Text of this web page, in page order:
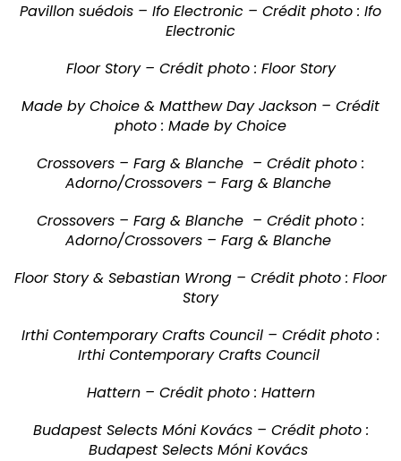
Pavillon suédois – Ifo Electronic – Crédit photo : Ifo
Electronic
Floor Story – Crédit photo : Floor Story
Made by Choice & Matthew Day Jackson – Crédit
photo : Made by Choice
Crossovers – Farg & Blanche – Crédit photo :
Adorno/Crossovers – Farg & Blanche
Crossovers – Farg & Blanche – Crédit photo :
Adorno/Crossovers – Farg & Blanche
Floor Story & Sebastian Wrong – Crédit photo : Floor
Story
Irthi Contemporary Crafts Council – Crédit photo :
Irthi Contemporary Crafts Council
Hattern – Crédit photo : Hattern
Budapest Selects Móni Kovács – Crédit photo :
Budapest Selects Móni Kovács